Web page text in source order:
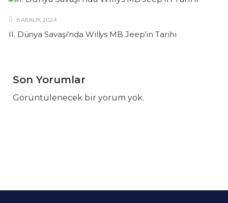
8 ARALIK 2024
II. Dünya Savaşı’nda Willys MB Jeep’in Tarihi
Son Yorumlar
Görüntülenecek bir yorum yok.